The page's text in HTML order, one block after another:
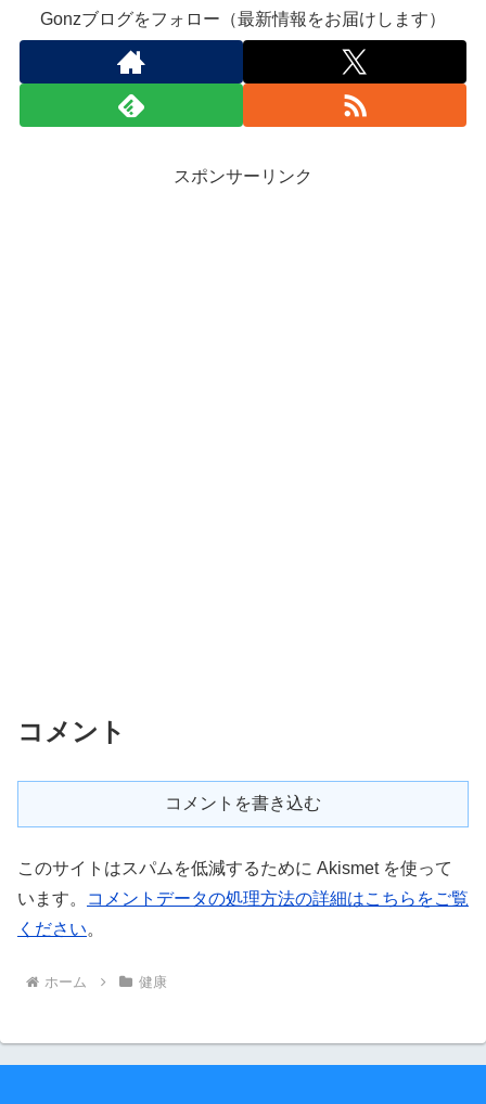
Gonzブログをフォロー（最新情報をお届けします）
スポンサーリンク
コメント
コメントを書き込む
このサイトはスパムを低減するために Akismet を使って
います。
コメントデータの処理方法の詳細はこちらをご覧
ください。
ホーム 健康